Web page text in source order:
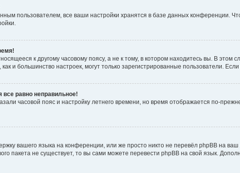
пользователем, все ваши настройки хранятся в базе данных конференции.
к другому часовому поясу, а не к тому, в котором находитесь вы. В этом
и большинство настроек, могут только зарегистрированные пользователи.
все равно неправильное!
часовой пояс и настройку летнего времени, но время отображается по-
вашего языка на конференции, или же просто никто не перевёл phpBB на
пакета не существует, то вы сами можете перевести phpBB на свой язык.